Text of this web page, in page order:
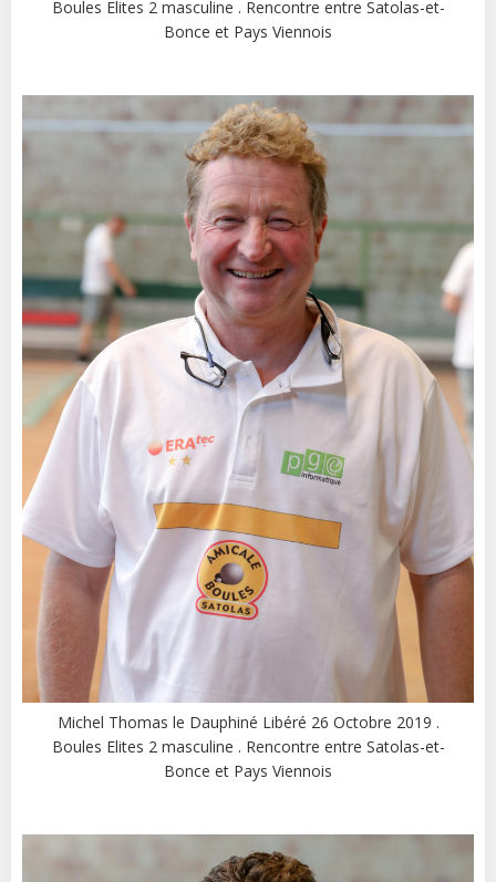
Boules Elites 2 masculine . Rencontre entre Satolas-et-
Bonce et Pays Viennois
Michel Thomas le Dauphiné Libéré 26 Octobre 2019 .
Boules Elites 2 masculine . Rencontre entre Satolas-et-
Bonce et Pays Viennois